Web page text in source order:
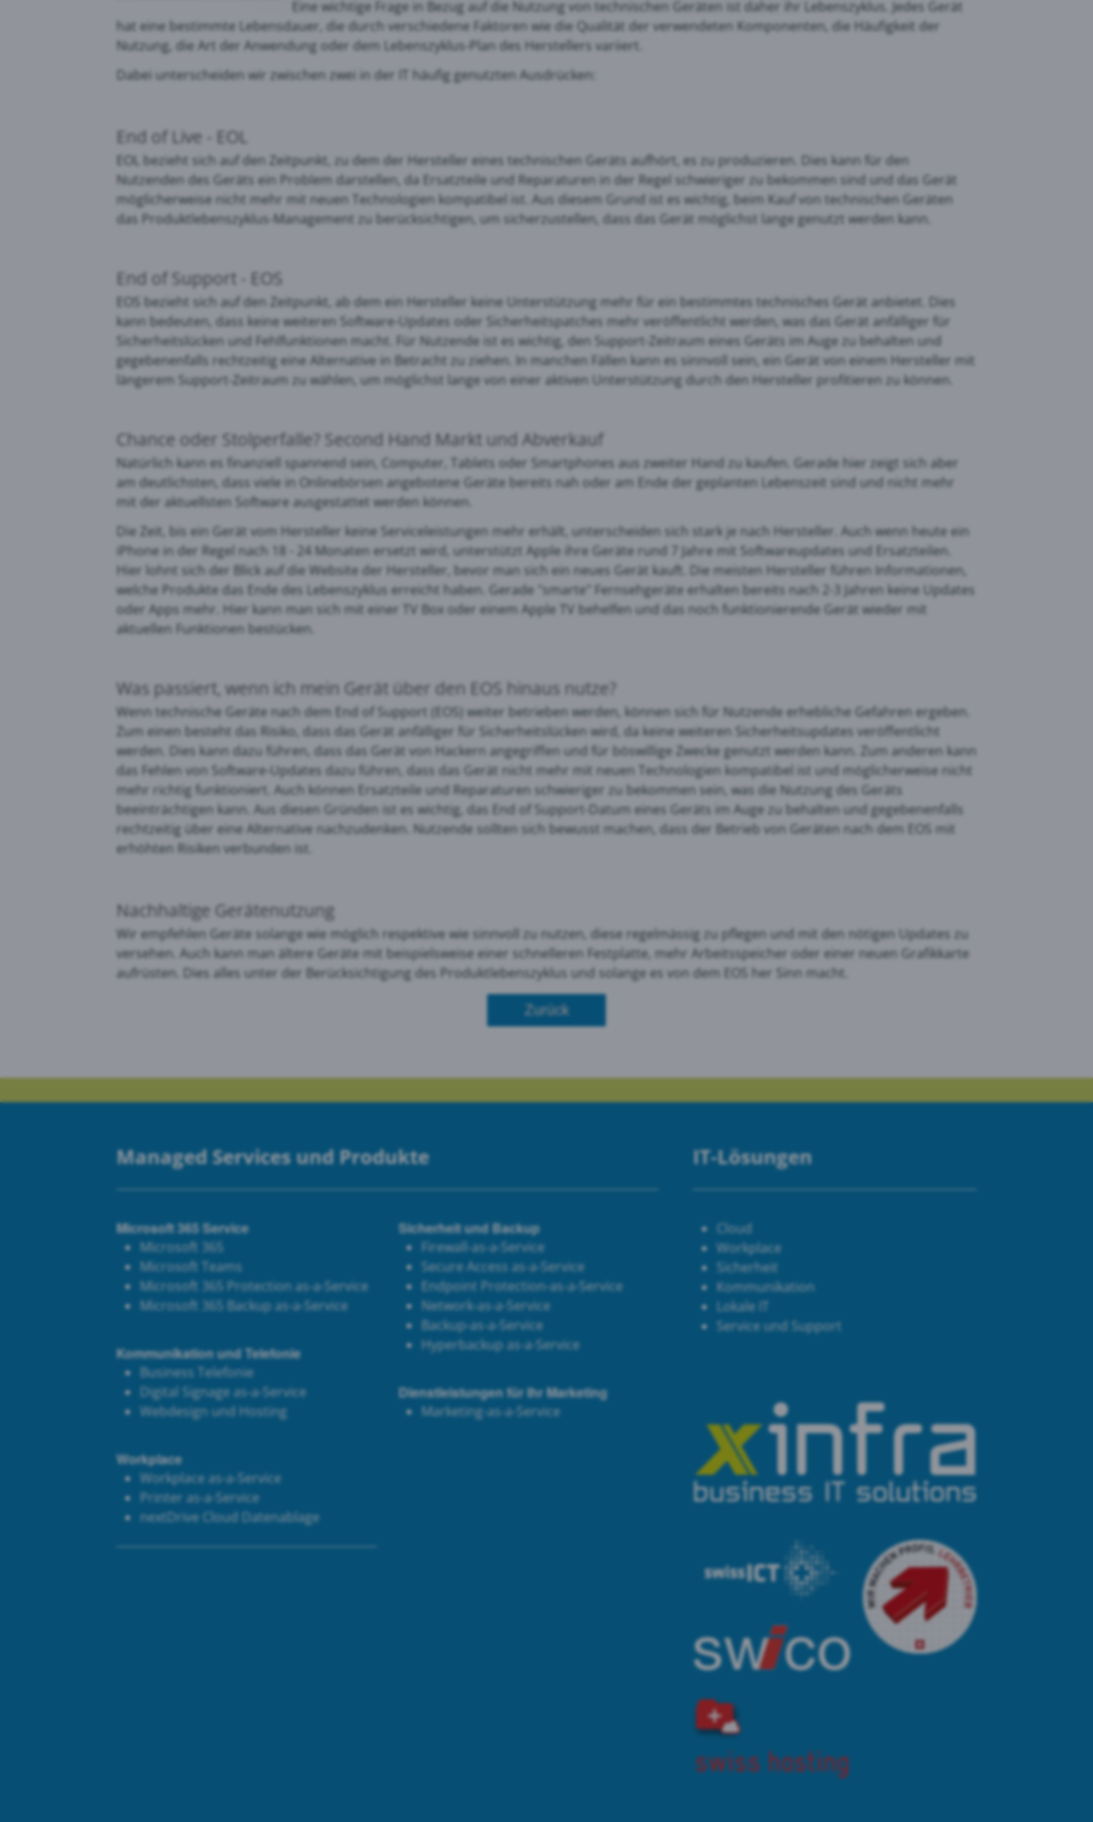
Eine wichtige Frage in Bezug auf die Nutzung von technischen Geräten ist daher ihr Lebenszyklus. Jedes Gerät
hat eine bestimmte Lebensdauer, die durch verschiedene Faktoren wie die Qualität der verwendeten Komponenten, die Häufigkeit der
Nutzung, die Art der Anwendung oder dem Lebenszyklus-Plan des Herstellers variiert.
Dabei unterscheiden wir zwischen zwei in der IT häufig genutzten Ausdrücken:
End of Live - EOL
EOL bezieht sich auf den Zeitpunkt, zu dem der Hersteller eines technischen Geräts aufhört, es zu produzieren. Dies kann für den
Nutzenden des Geräts ein Problem darstellen, da Ersatzteile und Reparaturen in der Regel schwieriger zu bekommen sind und das Gerät
möglicherweise nicht mehr mit neuen Technologien kompatibel ist. Aus diesem Grund ist es wichtig, beim Kauf von technischen Geräten
das Produktlebenszyklus-Management zu berücksichtigen, um sicherzustellen, dass das Gerät möglichst lange genutzt werden kann.
End of Support - EOS
EOS bezieht sich auf den Zeitpunkt, ab dem ein Hersteller keine Unterstützung mehr für ein bestimmtes technisches Gerät anbietet. Dies
kann bedeuten, dass keine weiteren Software-Updates oder Sicherheitspatches mehr veröffentlicht werden, was das Gerät anfälliger für
Sicherheitslücken und Fehlfunktionen macht. Für Nutzende ist es wichtig, den Support-Zeitraum eines Geräts im Auge zu behalten und
gegebenenfalls rechtzeitig eine Alternative in Betracht zu ziehen. In manchen Fällen kann es sinnvoll sein, ein Gerät von einem Hersteller mit
längerem Support-Zeitraum zu wählen, um möglichst lange von einer aktiven Unterstützung durch den Hersteller profitieren zu können.
Chance oder Stolperfalle? Second Hand Markt und Abverkauf
Natürlich kann es finanziell spannend sein, Computer, Tablets oder Smartphones aus zweiter Hand zu kaufen. Gerade hier zeigt sich aber
am deutlichsten, dass viele in Onlinebörsen angebotene Geräte bereits nah oder am Ende der geplanten Lebenszeit sind und nicht mehr
mit der aktuellsten Software ausgestattet werden können.
Die Zeit, bis ein Gerät vom Hersteller keine Serviceleistungen mehr erhält, unterscheiden sich stark je nach Hersteller. Auch wenn heute ein
iPhone in der Regel nach 18 - 24 Monaten ersetzt wird, unterstützt Apple ihre Geräte rund 7 Jahre mit Softwareupdates und Ersatzteilen.
Hier lohnt sich der Blick auf die Website der Hersteller, bevor man sich ein neues Gerät kauft. Die meisten Hersteller führen Informationen,
welche Produkte das Ende des Lebenszyklus erreicht haben. Gerade "smarte" Fernsehgeräte erhalten bereits nach 2-3 Jahren keine Updates
oder Apps mehr. Hier kann man sich mit einer TV Box oder einem Apple TV behelfen und das noch funktionierende Gerät wieder mit
aktuellen Funktionen bestücken.
Was passiert, wenn ich mein Gerät über den EOS hinaus nutze?
Wenn technische Geräte nach dem End of Support (EOS) weiter betrieben werden, können sich für Nutzende erhebliche Gefahren ergeben.
Zum einen besteht das Risiko, dass das Gerät anfälliger für Sicherheitslücken wird, da keine weiteren Sicherheitsupdates veröffentlicht
werden. Dies kann dazu führen, dass das Gerät von Hackern angegriffen und für böswillige Zwecke genutzt werden kann. Zum anderen kann
das Fehlen von Software-Updates dazu führen, dass das Gerät nicht mehr mit neuen Technologien kompatibel ist und möglicherweise nicht
mehr richtig funktioniert. Auch können Ersatzteile und Reparaturen schwieriger zu bekommen sein, was die Nutzung des Geräts
beeinträchtigen kann. Aus diesen Gründen ist es wichtig, das End of Support-Datum eines Geräts im Auge zu behalten und gegebenenfalls
rechtzeitig über eine Alternative nachzudenken. Nutzende sollten sich bewusst machen, dass der Betrieb von Geräten nach dem EOS mit
erhöhten Risiken verbunden ist.
Nachhaltige Gerätenutzung
Wir empfehlen Geräte solange wie möglich respektive wie sinnvoll zu nutzen, diese regelmässig zu pflegen und mit den nötigen Updates zu
versehen. Auch kann man ältere Geräte mit beispielsweise einer schnelleren Festplatte, mehr Arbeitsspeicher oder einer neuen Grafikkarte
aufrüsten. Dies alles unter der Berücksichtigung des Produktlebenszyklus und solange es von dem EOS her Sinn macht.
Zurück
Managed Services und Produkte
Microsoft 365 Service
Microsoft 365
Microsoft Teams
Microsoft 365 Protection as-a-Service
Microsoft 365 Backup as-a-Service
Kommunikation und Telefonie
Business Telefonie
Digital Signage as-a-Service
Webdesign und Hosting
Workplace
Workplace as-a-Service
Printer as-a-Service
nextDrive Cloud Datenablage
Sicherheit und Backup
Firewall-as-a-Service
Secure Access as-a-Service
Endpoint Protection-as-a-Service
Network-as-a-Service
Backup-as-a-Service
Hyperbackup as-a-Service
Dienstleistungen für Ihr Marketing
Marketing-as-a-Service
IT-Lösungen
Cloud
Workplace
Sicherheit
Kommunikation
Lokale IT
Service und Support
Google Maps